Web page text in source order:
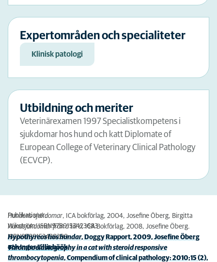
Expertområden och specialiteter
Klinisk patologi
Utbildning och meriter
Veterinärexamen 1997 Specialistkompetens i
sjukdomar hos hund och katt Diplomate of
European College of Veterinary Clinical Pathology
(ECVCP).
Publikationer:
Hundens sjukdomar, ICA bokförlag, 2004, Josefine Öberg, Birgitta
Wikström. ISBN9789153423683
Hundsjukdomar från a till ö,ICA Bokförlag, 2008, Josefine Öberg.
ISBN9789153428299
Hypothyreos hos hundar, Doggy Rapport, 2009, Josefine Öberg
och Inger Lilliehöök
Thromboelastography in a cat with steroid responsive
thrombocytopenia, Compendium of clinical pathology: 2010;15 (2),